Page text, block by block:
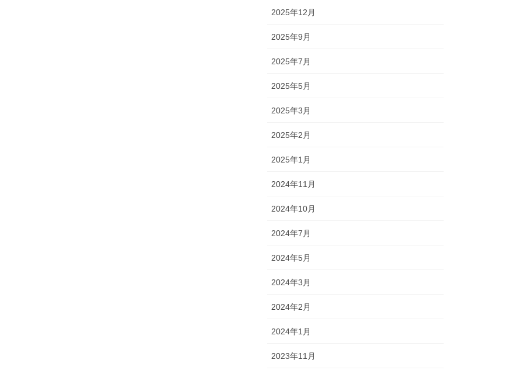
2025年12月
2025年9月
2025年7月
2025年5月
2025年3月
2025年2月
2025年1月
2024年11月
2024年10月
2024年7月
2024年5月
2024年3月
2024年2月
2024年1月
2023年11月